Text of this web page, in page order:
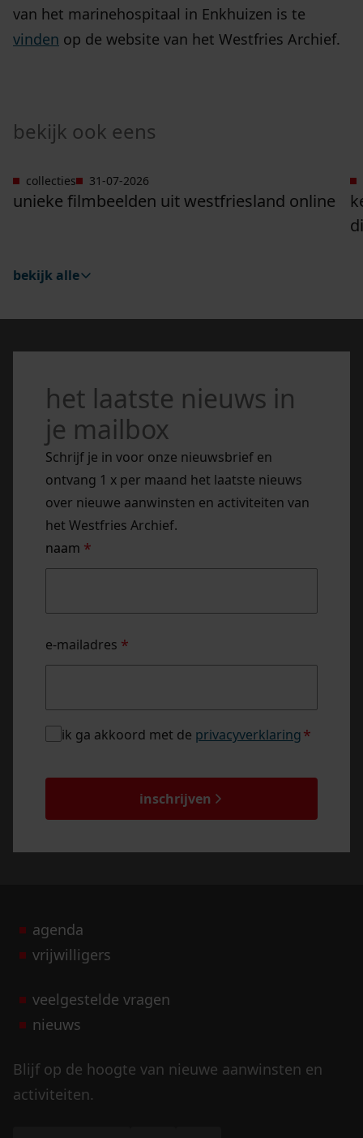
van het marinehospitaal in Enkhuizen is te
vinden op de website van het Westfries Archief.
bekijk ook eens
collecties 31-07-2026
unieke filmbeelden uit westfriesland online
Ga naar "Unieke filmbeelden uit Westfriesland
bekijk alle
het laatste nieuws in
je mailbox
Schrijf je in voor onze nieuwsbrief en
ontvang 1 x per maand het laatste nieuws
over nieuwe aanwinsten en activiteiten van
het Westfries Archief.
naam *
e-mailadres *
privacybeleid
ik ga akkoord met de privacyverklaring*
inschrijven
agenda
vrijwilligers
veelgestelde vragen
nieuws
Blijf op de hoogte van nieuwe aanwinsten en
activiteiten.